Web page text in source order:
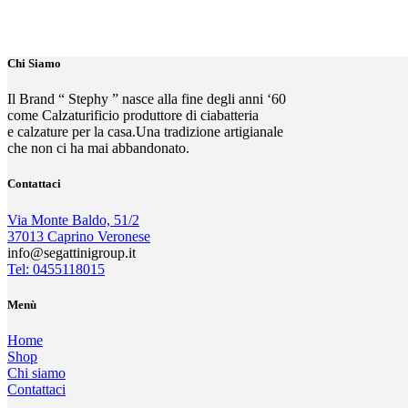
Chi Siamo
Il Brand “ Stephy ” nasce alla fine degli anni ‘60
come Calzaturificio produttore di ciabatteria
e calzature per la casa.Una tradizione artigianale
che non ci ha mai abbandonato.
Contattaci
Via Monte Baldo, 51/2
37013 Caprino Veronese
info@segattinigroup.it
Tel: 0455118015
Menù
Home
Shop
Chi siamo
Contattaci